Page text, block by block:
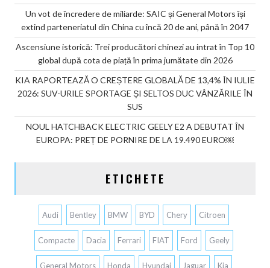
Un vot de încredere de miliarde: SAIC și General Motors își
extind parteneriatul din China cu încă 20 de ani, până în 2047
Ascensiune istorică: Trei producători chinezi au intrat în Top 10
global după cota de piață în prima jumătate din 2026
KIA RAPORTEAZĂ O CREȘTERE GLOBALĂ DE 13,4% ÎN IULIE
2026: SUV-URILE SPORTAGE ȘI SELTOS DUC VÂNZĂRILE ÎN
SUS
NOUL HATCHBACK ELECTRIC GEELY E2 A DEBUTAT ÎN
EUROPA: PREȚ DE PORNIRE DE LA 19.490 EURO￼
ETICHETE
Audi Bentley BMW BYD Chery Citroen
Compacte Dacia Ferrari FIAT Ford Geely
General Motors Honda Hyundai Jaguar Kia